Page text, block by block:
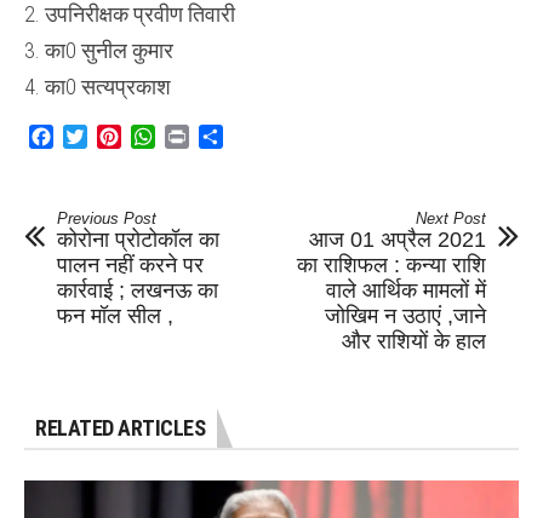
2. उपनिरीक्षक प्रवीण तिवारी
3. का0 सुनील कुमार
4. का0 सत्यप्रकाश
Facebook
TwitterPinterestWhatsApp
Print
Previous Post
कोरोना प्रोटोकॉल का
पालन नहीं करने पर
कार्रवाई ; लखनऊ का
फन मॉल सील ,
Next Post
आज 01 अप्रैल 2021
का राशिफल : कन्या राशि
वाले आर्थिक मामलों में
जोखिम न उठाएं ,जाने
और राशियों के हाल
RELATED ARTICLES